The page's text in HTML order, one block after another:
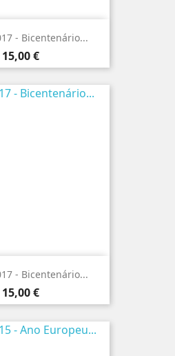
- Bicentenário...
Preço
15,00 €
- Bicentenário...
Preço
15,00 €